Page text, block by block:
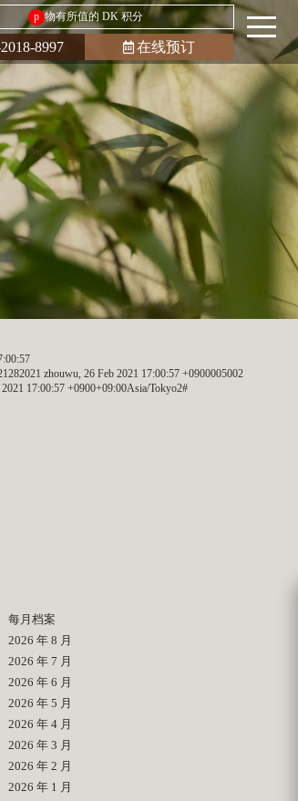
p 物有所值的 DK 积分
8997 在线预订
zhouwu, 26 Feb 2021 17:00:57 +0900005002
17:00:57 +0900+09:00Asia/Tokyo2#
每月档案
2026 年 8 月
2026 年 7 月
2026 年 6 月
2026 年 5 月
2026 年 4 月
2026 年 3 月
2026 年 2 月
2026 年 1 月